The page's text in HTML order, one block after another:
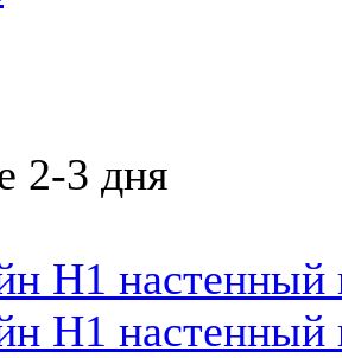
2-3 дня
Н1
Н1